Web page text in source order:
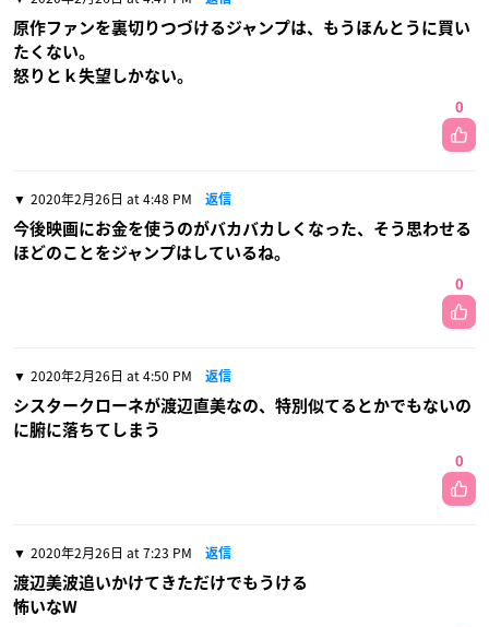
原作ファンを裏切りつづけるジャンプは、もうほんとうに買い
たくない。
怒りとｋ失望しかない。
0
2020年2月26日 at 4:48 PM 返信
今後映画にお金を使うのがバカバカしくなった、そう思わせる
ほどのことをジャンプはしているね。
0
2020年2月26日 at 4:50 PM 返信
シスタークローネが渡辺直美なの、特別似てるとかでもないの
に腑に落ちてしまう
0
2020年2月26日 at 7:23 PM 返信
渡辺美波追いかけてきただけでもうける
怖いなW